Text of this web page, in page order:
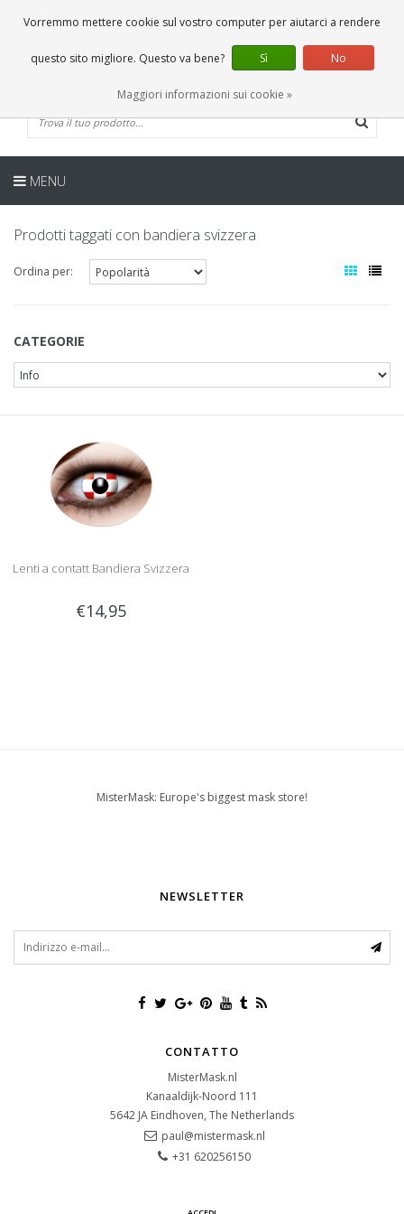
0 Articoli
IT
MENU
Prodotti taggati con bandiera svizzera
Ordina per:
CATEGORIE
Lenti a contatt Bandiera Svizzera
€14,95
MisterMask: Europe's biggest mask store!
NEWSLETTER
CONTATTO
MisterMask.nl
Kanaaldijk-Noord 111
5642 JA Eindhoven, The Netherlands
paul@mistermask.nl
+31 620256150
Vorremmo mettere cookie sul vostro computer per aiutarci a rendere
questo sito migliore. Questo va bene? Sì No
Maggiori informazioni sui cookie »